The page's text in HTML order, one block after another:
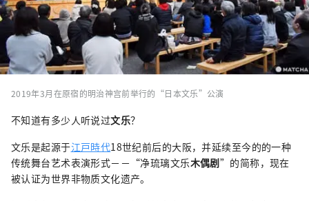
2019年3月在原宿的明治神宫前举行的“日本文乐”公演
不知道有多少人听说过文乐？
文乐是起源于江戸時代18世纪前后的大阪，并延续至今的的一种
传统舞台艺术表演形式－－“净琉璃文乐木偶剧”的简称，现在
被认证为世界非物质文化遗产。